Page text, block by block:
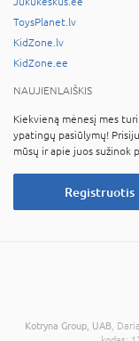
ToysPlanet.lv
KidZone.lv
KidZone.ee
NAUJIENLAIŠKIS
Kiekvieną mėnesį mes
ypatingų pasiūlymų!
mūsų ir apie juos sužinok
Registruotis
Kotryna Group, UAB ,